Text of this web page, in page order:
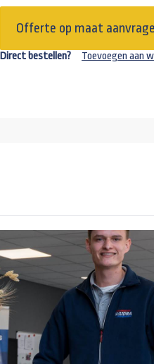
Offerte op maat
Direct bestellen? Toevoegen aan